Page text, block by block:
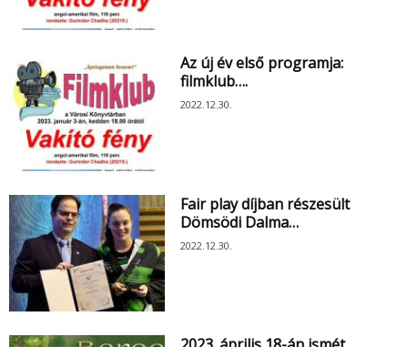
Az új év első programja:
filmklub….
2022.12.30.
Fair play díjban részesült
Dömsödi Dalma…
2022.12.30.